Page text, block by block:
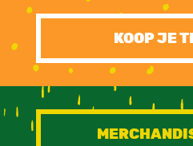
KOOP JE